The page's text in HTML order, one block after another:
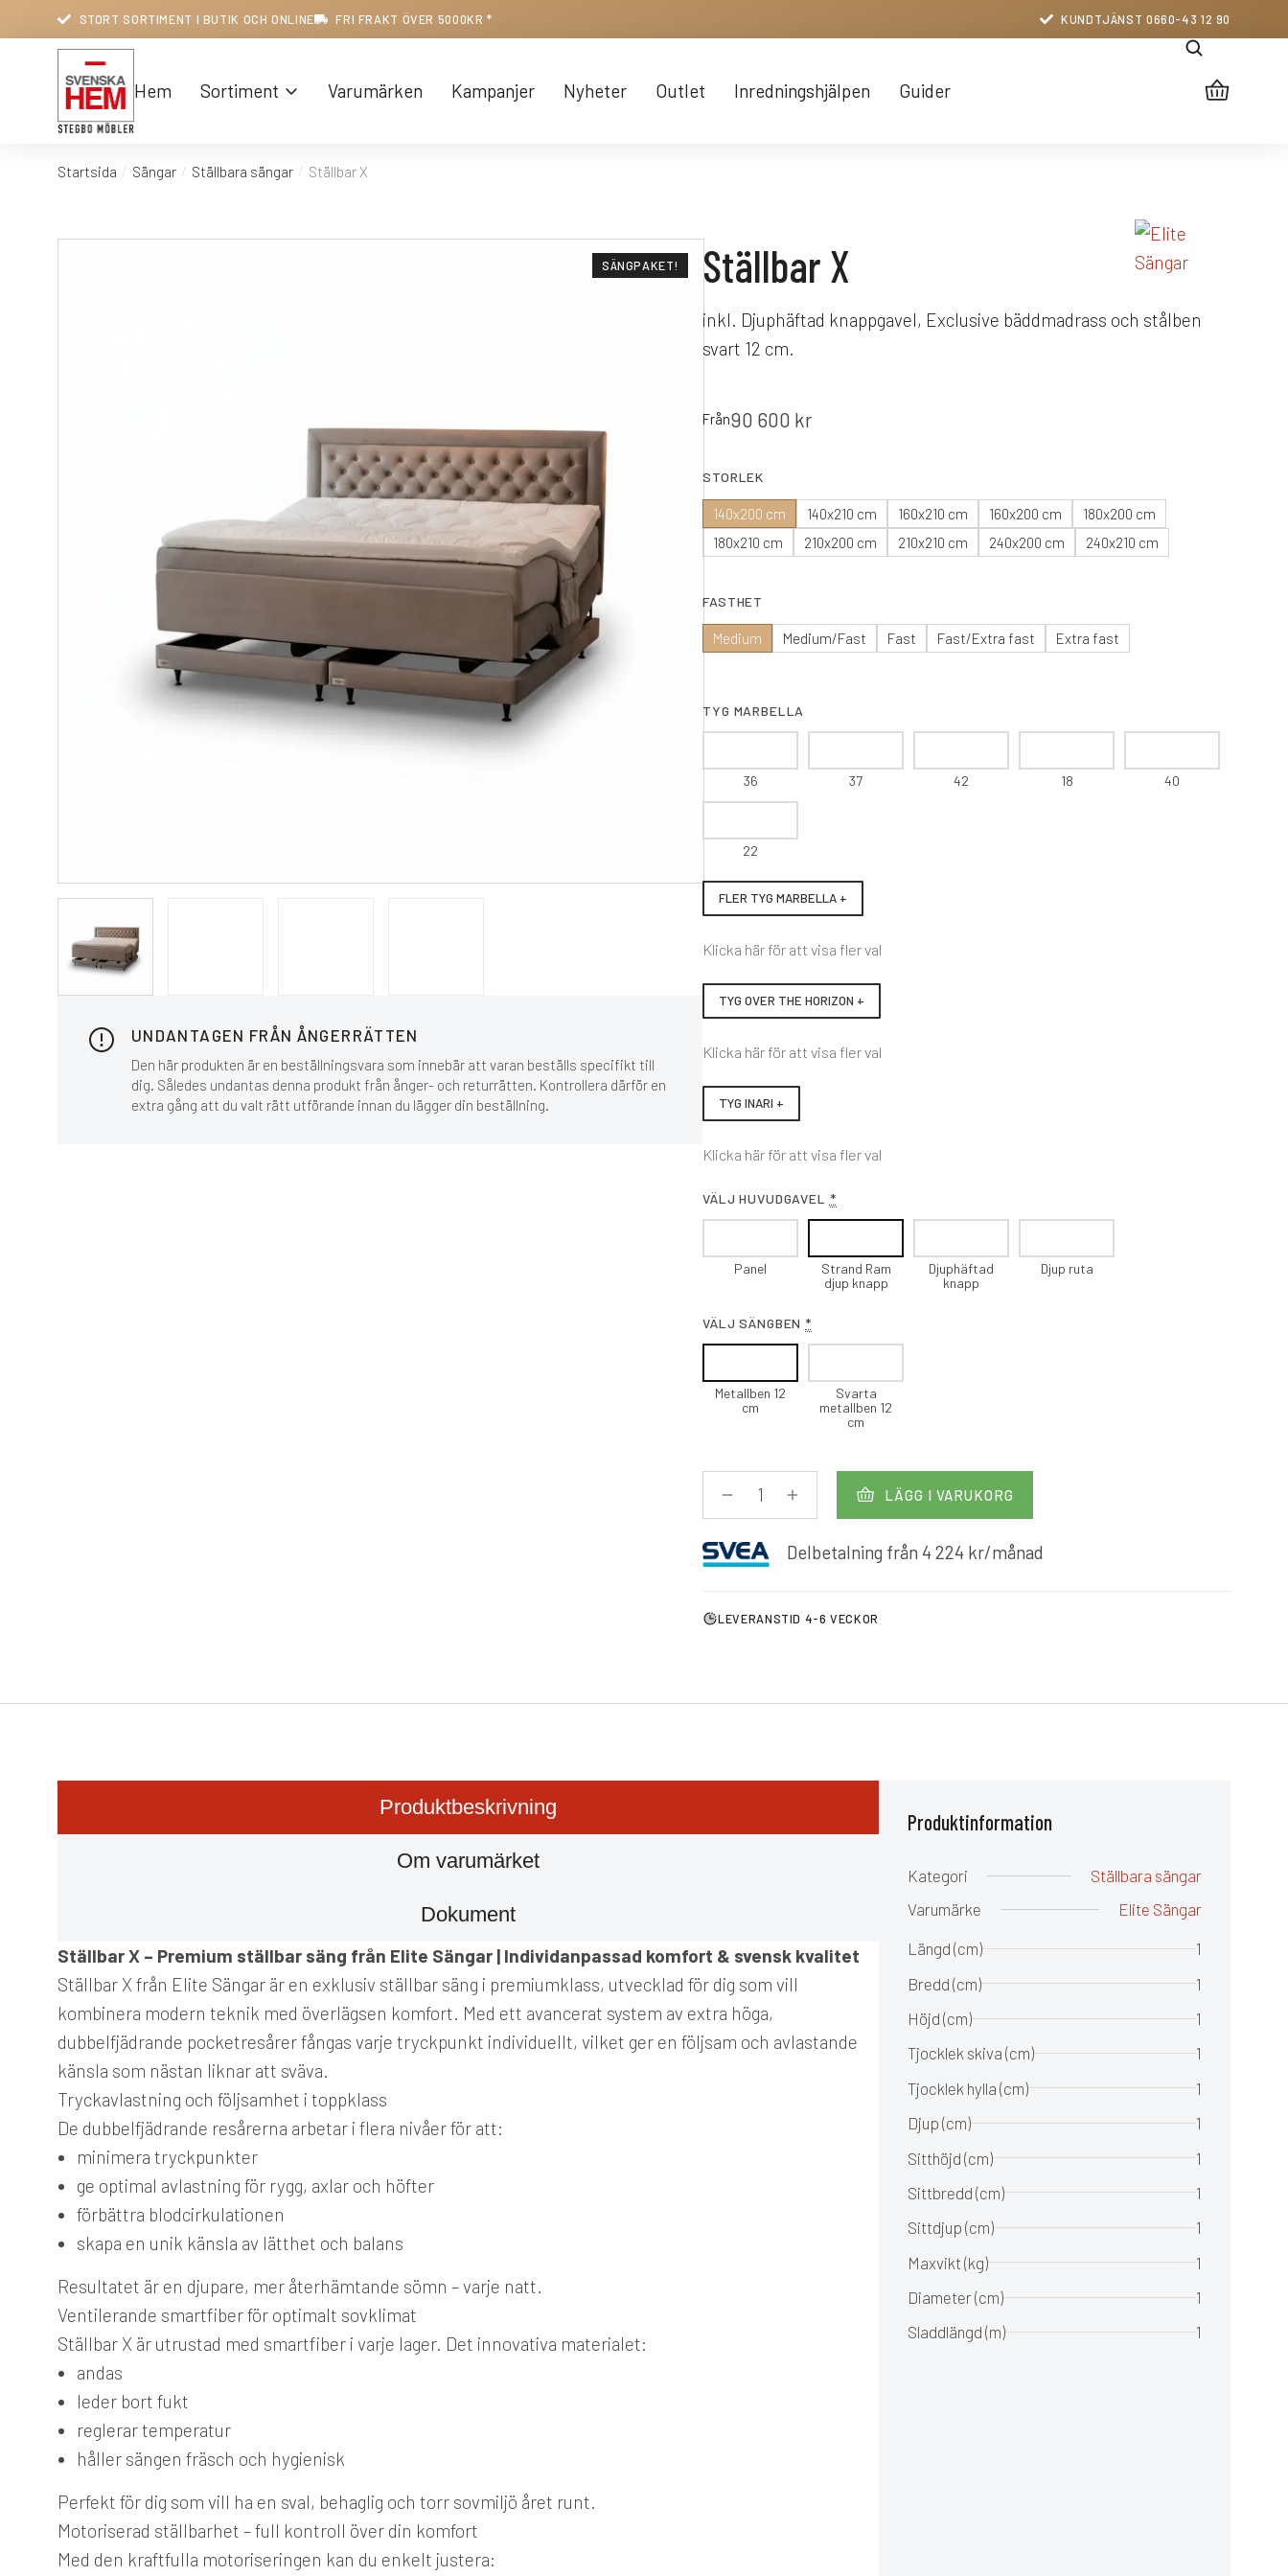
STORT SORTIMENT I BUTIK OCH ONLINE FRI FRAKT ÖVER 5000KR * KUNDTJÄNST 0660-43 12 90
Hem Sortiment Varumärken Kampanjer Nyheter Outlet Inredningshjälpen Guider
Du är här:
Startsida Sängar Ställbara sängar Ställbar X
SÄNGPAKET!
UNDANTAGEN FRÅN ÅNGERRÄTTEN
Den här produkten är en beställningsvara som innebär att varan beställs specifikt till
dig. Således undantas denna produkt från ånger- och returrätten. Kontrollera därför en
extra gång att du valt rätt utförande innan du lägger din beställning.
Ställbar X
inkl. Djuphäftad knappgavel, Exclusive bäddmadrass och stålben
svart 12 cm.
Från90 600 kr
STORLEK
140x200 cm 140x210 cm 160x210 cm 160x200 cm
180x200 cm
180x210 cm
210x200 cm 210x210 cm 240x200 cm 240x210 cm
FASTHET
Medium Medium/Fast Fast Fast/Extra fast Extra fast
TYG MARBELLA
36 37 42 18 40
22
FLER TYG MARBELLA +
Klicka här för att visa fler val
TYG OVER THE HORIZON +
Klicka här för att visa fler val
TYG INARI +
Klicka här för att visa fler val
VÄLJ HUVUDGAVEL *
Panel
Strand Ram
djup knapp
Djuphäftad
knapp
Djup ruta
VÄLJ SÄNGBEN *
Metallben 12
cm
Svarta
metallben 12
cm
LÄGG I VARUKORG
Delbetalning från4 224 kr/månad
LEVERANSTID 4-6 VECKOR
Produktbeskrivning
Om varumärket
Dokument
Ställbar X – Premium ställbar säng från Elite Sängar | Individanpassad komfort & svensk kvalitet
Ställbar X från Elite Sängar är en exklusiv ställbar säng i premiumklass, utvecklad för dig som vill
kombinera modern teknik med överlägsen komfort. Med ett avancerat system av extra höga,
dubbelfjädrande pocketresårer fångas varje tryckpunkt individuellt, vilket ger en följsam och avlastande
känsla som nästan liknar att sväva.
Tryckavlastning och följsamhet i toppklass
De dubbelfjädrande resårerna arbetar i flera nivåer för att:
minimera tryckpunkter
ge optimal avlastning för rygg, axlar och höfter
förbättra blodcirkulationen
skapa en unik känsla av lätthet och balans
Resultatet är en djupare, mer återhämtande sömn – varje natt.
Ventilerande smartfiber för optimalt sovklimat
Ställbar X är utrustad med smartfiber i varje lager. Det innovativa materialet:
andas
leder bort fukt
reglerar temperatur
håller sängen fräsch och hygienisk
Perfekt för dig som vill ha en sval, behaglig och torr sovmiljö året runt.
Motoriserad ställbarhet – full kontroll över din komfort
Med den kraftfulla motoriseringen kan du enkelt justera:
Produktinformation
Kategori
Ställbara sängar
Varumärke
Elite Sängar
Längd (cm)
1
Bredd (cm)
1
Höjd (cm)
1
Tjocklek skiva (cm)
1
Tjocklek hylla (cm)
1
Djup (cm)
1
Sitthöjd (cm)
1
Sittbredd (cm)
1
Sittdjup (cm)
1
Maxvikt (kg)
1
Diameter (cm)
1
Sladdlängd (m)
1